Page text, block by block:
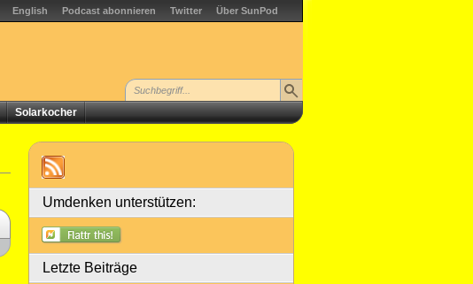
English Podcast abonnieren Twitter Über SunPod
Solarkocher
Umdenken unterstützen:
Letzte Beiträge